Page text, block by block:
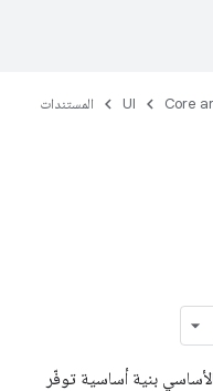
Core
UI المستندات
بنية أساسية توفّر